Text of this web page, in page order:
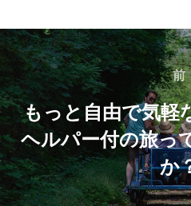
投
稿
ナ
ビ
ゲ
前
前
もっと自由で気軽
ヘルパー付の旅っ
か